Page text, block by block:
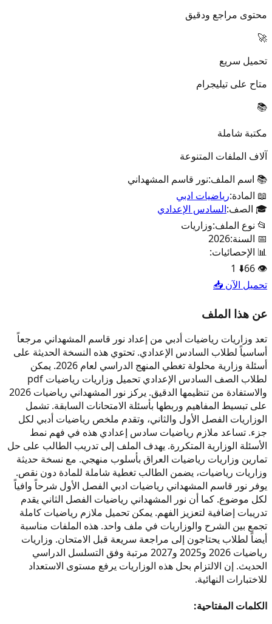
محتوى مراجع ودقيق
🚀
تحميل سريع
متاح على تيليجرام
📚
مكتبة شاملة
آلاف الملفات المتنوعة
📚 اسم الملف:نور قاسم المشهداني
📖 المادة:رياضيات ادبي
🎓 الصف:السادس الإعدادي
📂 نوع الملف:وزاريات
📅 السنة:2026
📊 الإحصائيات:
👁️
66
⬇️
1
تحميل الآن 📥
عن هذا الملف
تعد وزاريات رياضيات أدبي من إعداد نور قاسم المشهداني مرجعاً
أساسياً لطلاب السادس الإعدادي. تحتوي هذه النسخة الحديثة على
أسئلة وزارية محلولة تغطي المنهج الدراسي لعام 2026. يمكن
لطلاب الصف السادس الإعدادي تحميل وزاريات رياضيات pdf
والاستفادة من تنظيمها الدقيق. يركز نور المشهداني رياضيات 2026
على تبسيط المفاهيم وربطها بأسئلة الامتحانات السابقة. تشمل
الوزاريات الفصل الأول والثاني، وتقدم ملخص رياضيات أدبي لكل
جزء. تساعد ملازم رياضيات سادس إعدادي هذه في فهم نمط
الأسئلة الوزارية المتكررة. يهدف الملف إلى تدريب الطالب على حل
تمارين وزاريات رياضيات العراق بأسلوب منهجي. مع نسخة حديثة
وزاريات رياضيات، يضمن الطالب تغطية شاملة للمادة دون نقص.
يوفر نور قاسم المشهداني رياضيات ادبي الفصل الأول شرحاً وافياً
لكل موضوع. كما أن نور المشهداني رياضيات الفصل الثاني يقدم
تدريبات إضافية لتعزيز الفهم. يمكن تحميل ملازم رياضيات كاملة
تجمع بين الشرح والوزاريات في ملف واحد. هذه الملفات مناسبة
أيضاً لطلاب يحتاجون إلى مراجعة سريعة قبل الامتحان. وزاريات
رياضيات 2026 و2025 و2027 مرتبة وفق التسلسل الدراسي
الحديث. إن الالتزام بحل هذه الوزاريات يرفع مستوى الاستعداد
للاختبارات النهائية.
الكلمات المفتاحية: